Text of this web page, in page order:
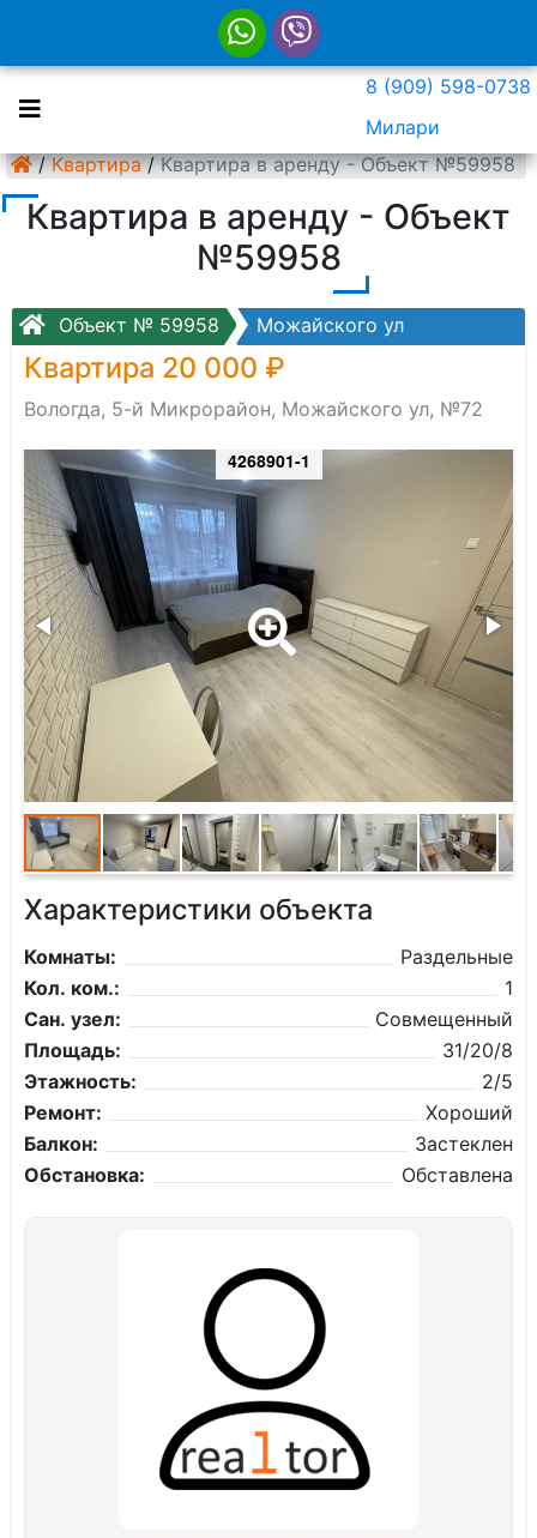
8 (909) 598-0738
Милари
/ Квартира / Квартира в аренду - Объект №59958
Квартира в аренду - Объект
№59958
Объект № 59958 Можайского ул
Квартира 20 000 ₽
Вологда, 5-й Микрорайон, Можайского ул, №72
4268901-1
Характеристики объекта
Комнаты:
Раздельные
Кол. ком.:
1
Сан. узел:
Совмещенный
Площадь:
31/20/8
Этажность:
2/5
Ремонт:
Хороший
Балкон:
Застеклен
Обстановка:
Обставлена